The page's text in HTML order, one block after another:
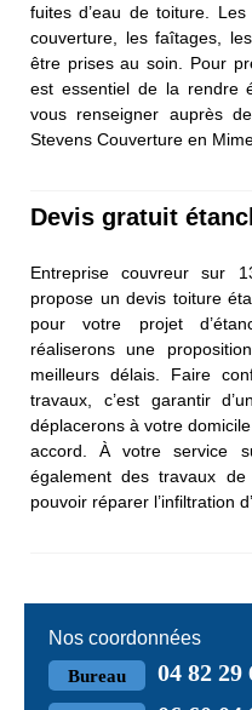
fuites d’eau de toiture.
couverture, les faîtages,
être prises au soin. Pour
est essentiel de la rendre
vous renseigner auprès
Stevens Couverture en
Devis gratuit
Entreprise couvreur sur
propose un devis toiture
pour votre projet
réaliserons une
meilleurs délais. Faire
travaux, c’est garantir
déplacerons à votre
accord. À votre service
également des travaux
pouvoir réparer l’infiltration
Nos coordonnées
Bureau 04 82 29